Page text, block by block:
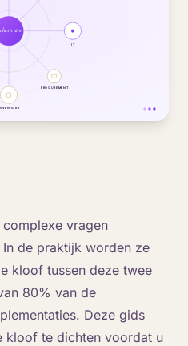
vragen
de praktijk worden ze
kloof tussen deze twee
80% van de
Deze gids
kloof te dichten voordat u